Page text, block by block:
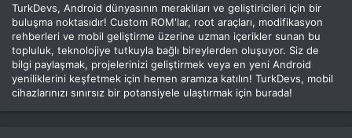
TurkDevs, Android dünyasının meraklıları ve geliştiricileri için bir
buluşma noktasıdır! Custom ROM'lar, root araçları, modifikasyon
rehberleri ve mobil geliştirme üzerine uzman içerikler sunan bu
topluluk, teknolojiye tutkuyla bağlı bireylerden oluşuyor. Siz de
bilgi paylaşmak, projelerinizi geliştirmek veya en yeni Android
yeniliklerini keşfetmek için hemen aramıza katılın! TurkDevs, mobil
cihazlarınızı sınırsız bir potansiyele ulaştırmak için burada!